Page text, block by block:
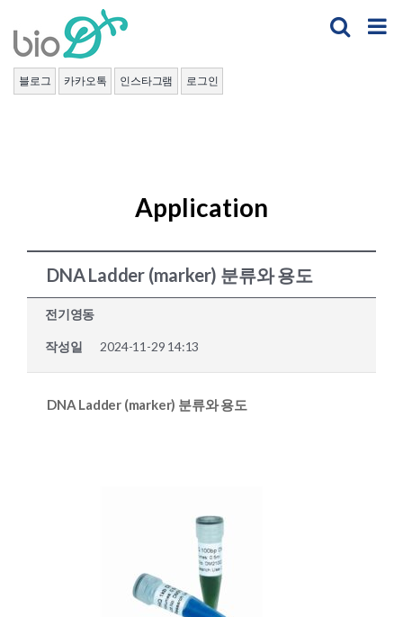
content
블로그 카카오톡 인스타그램 로그인
Application
DNA Ladder (marker) 분류와 용도
전기영동
작성일 2024-11-29 14:13
DNA Ladder (marker) 분류와 용도